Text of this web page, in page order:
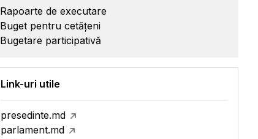
Rapoarte de executare
Buget pentru cetățeni
Bugetare participativă
Link-uri utile
presedinte.md
parlament.md